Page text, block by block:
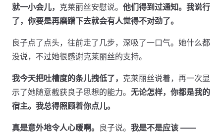
就一小会儿， 克莱丽丝安慰说。 他们得到过通知。我说行
了，你要是再磨蹭下去就会有人觉得不对劲了。
良子点了点头，往前走了几步，深吸了一口气。她什么都
没说，不过她很感谢克莱丽丝的支持。
我今天把吐槽度的条儿拽低了， 克莱丽丝说着，再一次显
示了她随意截获良子思想的能力。 无论怎样，你都是我的
宿主。我总得照顾着你点儿。
真是意外地令人心暖啊。 良子说。 我是不是应该 ——